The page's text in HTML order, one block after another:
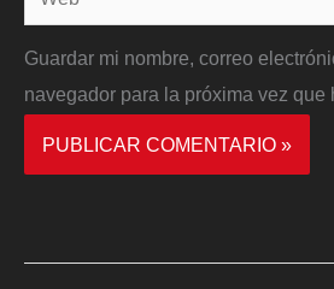
Guardar mi nombre, correo
navegador para la próxima vez que